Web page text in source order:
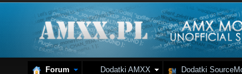
Forum Dodatki AMXX Dodatki